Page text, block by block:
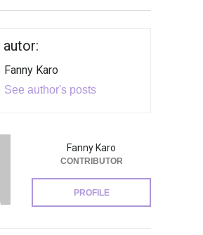
Fanny Karo
See author's posts
Fanny Karo
CONTRIBUTOR
PROFILE